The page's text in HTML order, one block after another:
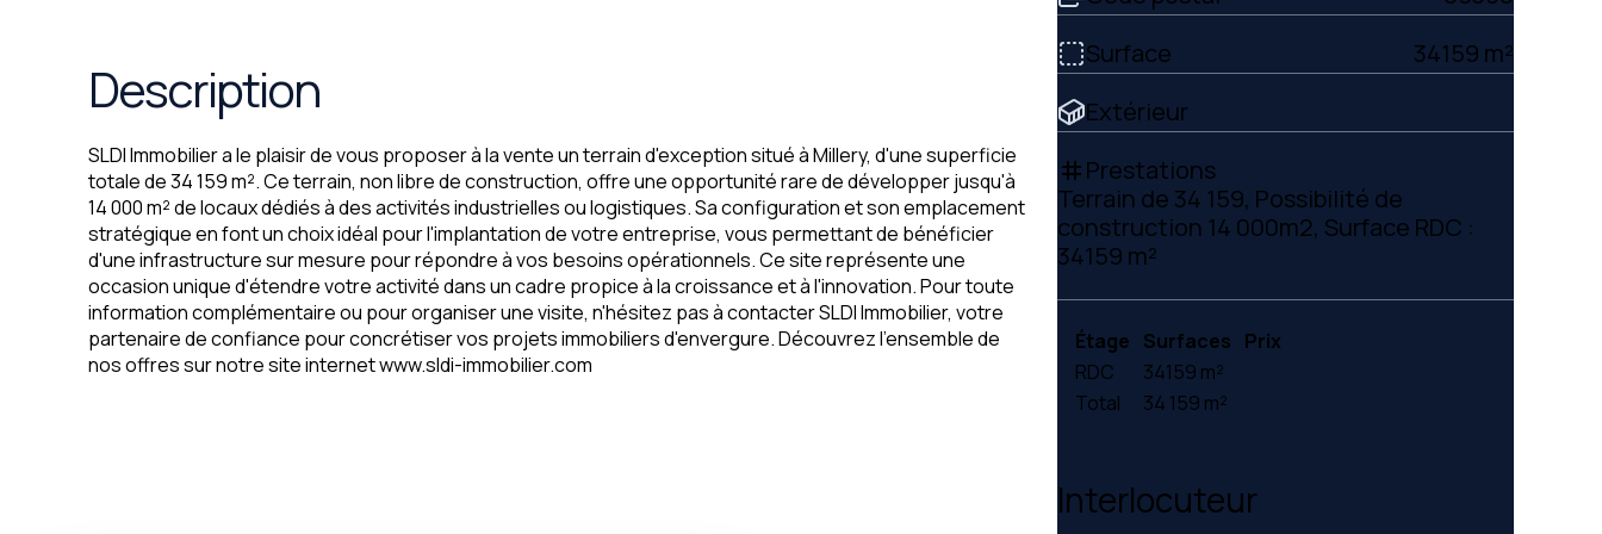
Description
SLDI Immobilier a le plaisir de vous proposer à la vente un terrain d'exception situé à Millery, d'une superficie
totale de 34 159 m². Ce terrain, non libre de construction, offre une opportunité rare de développer jusqu'à
14 000 m² de locaux dédiés à des activités industrielles ou logistiques. Sa configuration et son emplacement
stratégique en font un choix idéal pour l'implantation de votre entreprise, vous permettant de bénéficier
d'une infrastructure sur mesure pour répondre à vos besoins opérationnels. Ce site représente une
occasion unique d'étendre votre activité dans un cadre propice à la croissance et à l'innovation. Pour toute
information complémentaire ou pour organiser une visite, n'hésitez pas à contacter SLDI Immobilier, votre
partenaire de confiance pour concrétiser vos projets immobiliers d'envergure. Découvrez l'ensemble de
nos offres sur notre site internet www.sldi-immobilier.com
Surface
34159 m²
Extérieur
tag Prestations
Terrain de 34 159, Possibilité de
construction 14 000m2, Surface RDC :
34159 m²
Étage Surfaces Prix
RDC
34159 m²
Total
34 159 m²
Interlocuteur